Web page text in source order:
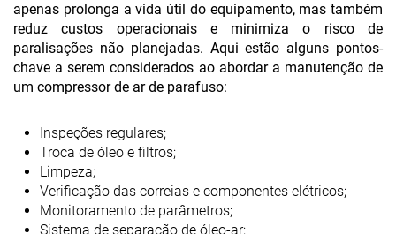
apenas prolonga a vida útil do equipamento, mas também
reduz custos operacionais e minimiza o risco de
paralisações não planejadas. Aqui estão alguns pontos-
chave a serem considerados ao abordar a manutenção de
um compressor de ar de parafuso:
Inspeções regulares;
Troca de óleo e filtros;
Limpeza;
Verificação das correias e componentes elétricos;
Monitoramento de parâmetros;
Sistema de separação de óleo-ar;